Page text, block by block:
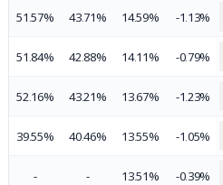
-1.13%
14.59%
43.71%
51.57%
-0.79%
14.11%
42.88%
51.84%
-1.23%
13.67%
43.21%
52.16%
-1.05%
13.55%
40.46%
39.55%
-0.39%
13.51%
-
-